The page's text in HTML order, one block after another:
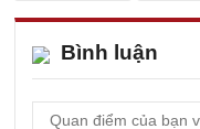
Bình luận